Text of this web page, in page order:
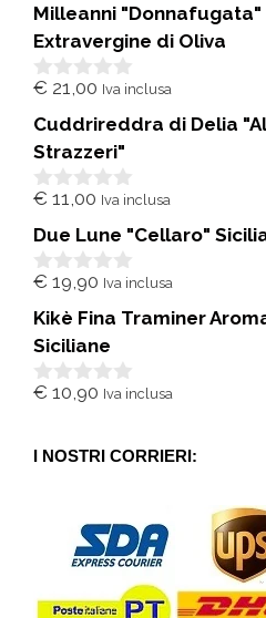
Milleanni "Donnafugata"
Extravergine di Oliva
0
u
5
€ 21,00 Iva inclusa
Cuddrireddra di Delia
Strazzeri"
0
u
5
€ 11,00 Iva inclusa
Due Lune "Cellaro"
0
u
5
€ 19,90 Iva inclusa
Kikè Fina Traminer
Siciliane
0
5
€ 10,90 Iva inclusa
I NOSTRI CORRIERI: